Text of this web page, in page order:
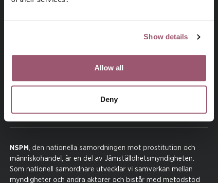
Show details
Allow all
Deny
Besök jamstalldhetsmyndigheten.se
NSPM , den nationella samordningen mot prostitution och
människohandel, är en del av Jämställdhetsmyndigheten.
Som nationell samordnare utvecklar vi samverkan mellan
myndigheter och andra aktörer och bistår med metodstöd